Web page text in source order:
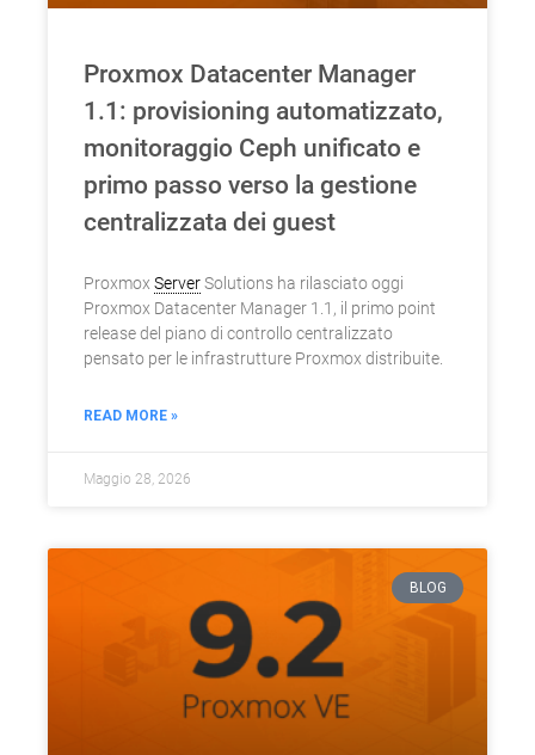
Proxmox Datacenter Manager
1.1: provisioning automatizzato,
monitoraggio Ceph unificato e
primo passo verso la gestione
centralizzata dei guest
Proxmox ServerSolutions ha rilasciato oggi
Proxmox Datacenter Manager 1.1, il primo point
release del piano di controllo centralizzato
pensato per le infrastrutture Proxmox distribuite.
READ MORE »
Maggio 28, 2026
BLOG